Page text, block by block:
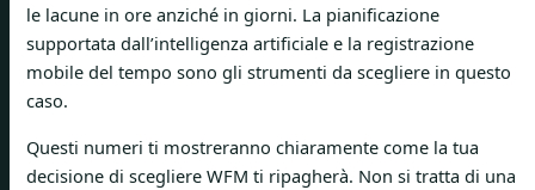
le lacune in ore anziché in giorni. La pianificazione
supportata dall’intelligenza artificiale e la registrazione
mobile del tempo sono gli strumenti da scegliere in questo
caso.
Questi numeri ti mostreranno chiaramente come la tua
decisione di scegliere WFM ti ripagherà. Non si tratta di una